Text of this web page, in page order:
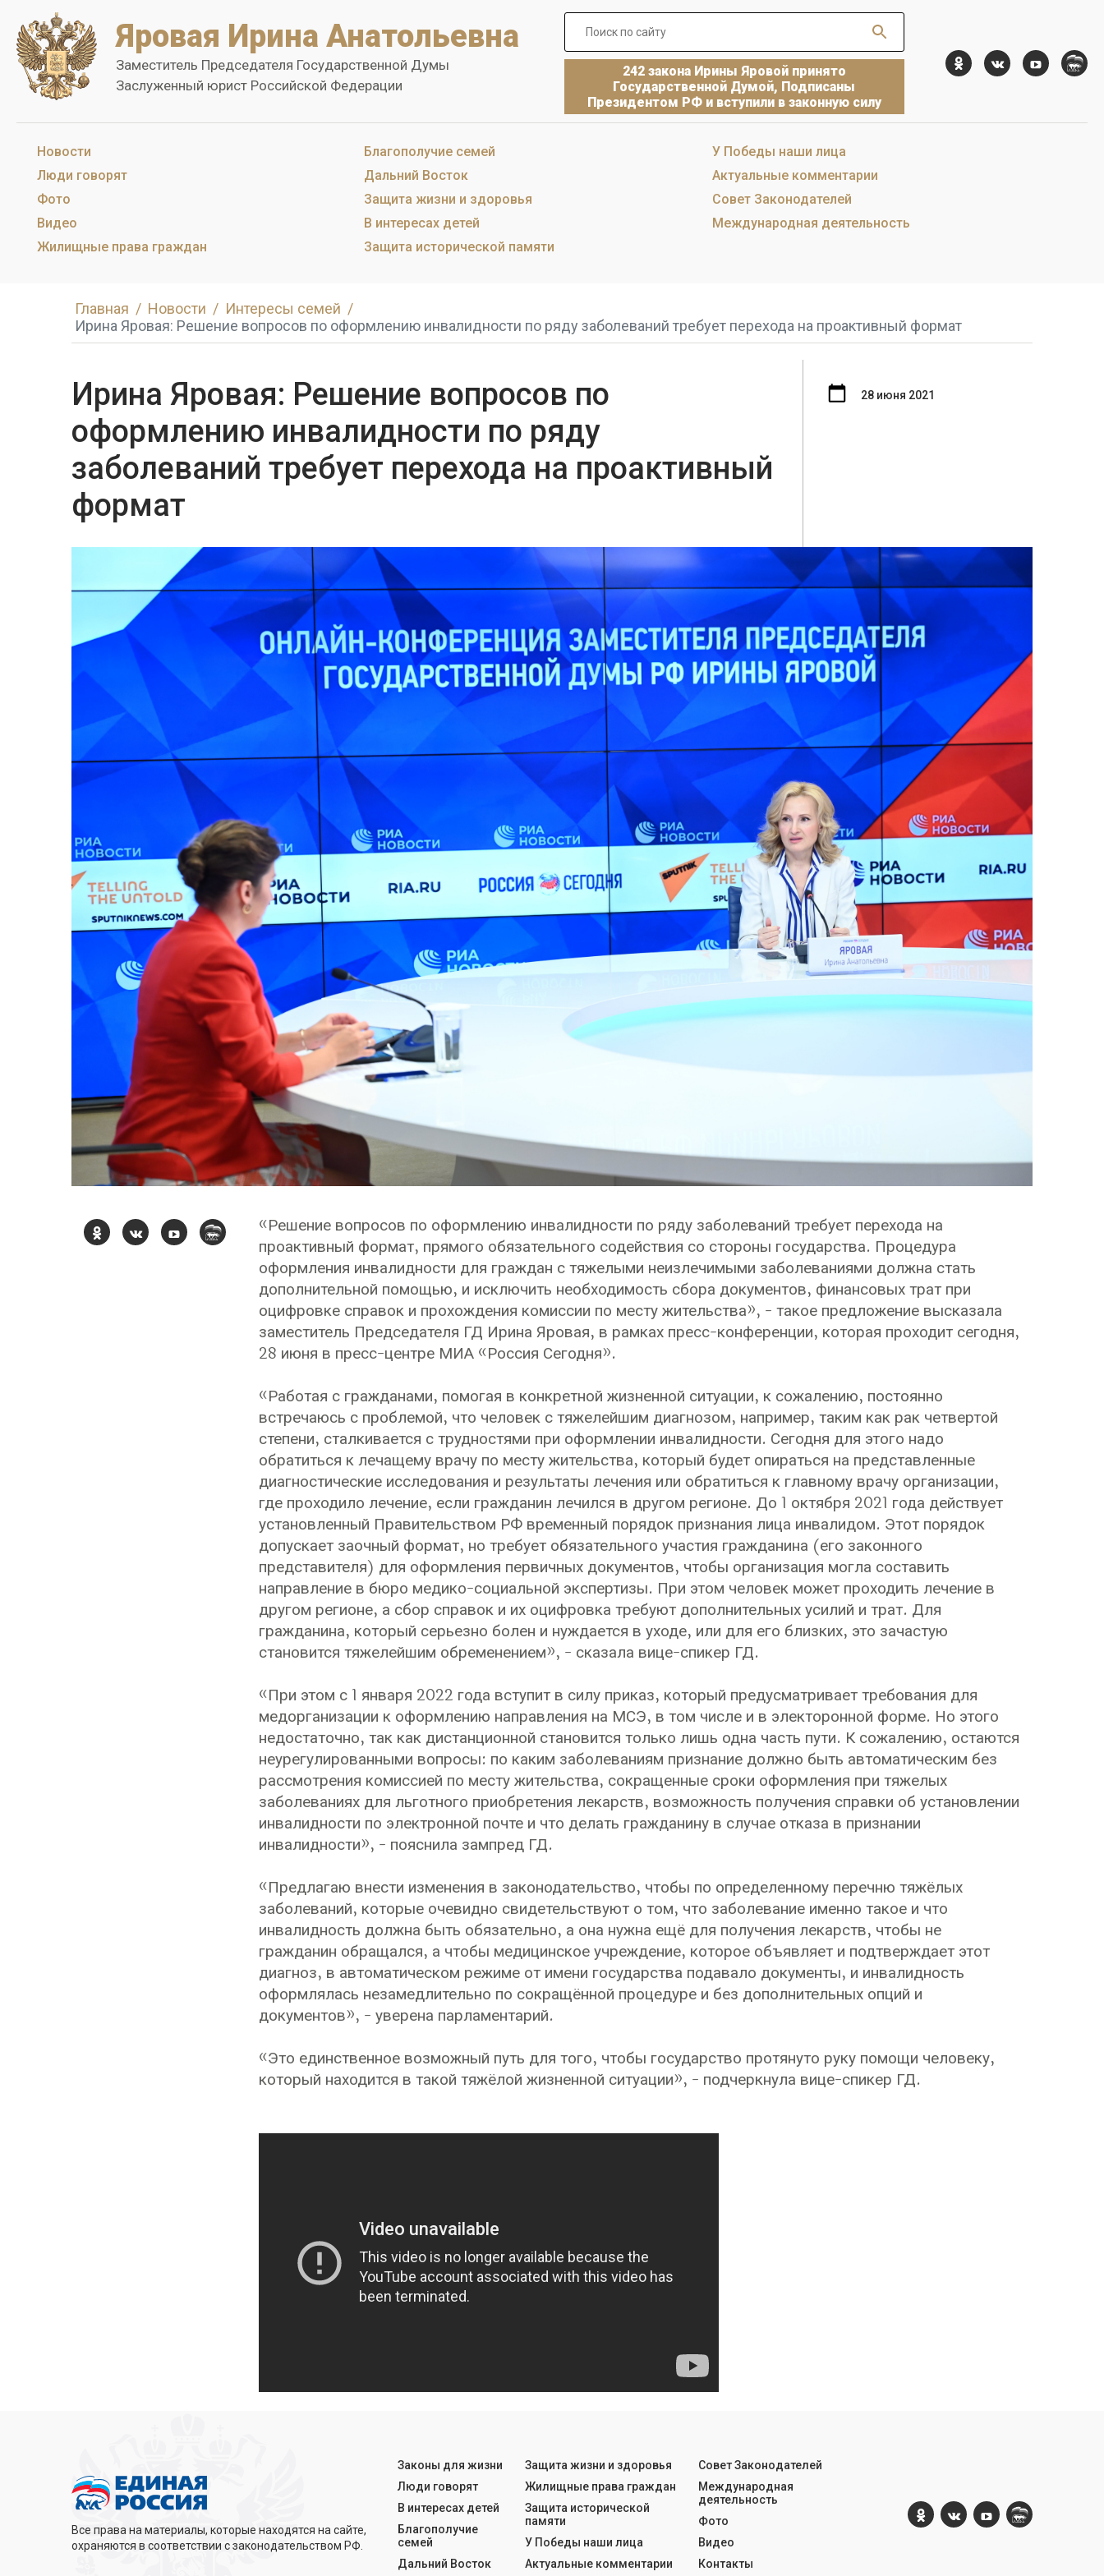
Яровая Ирина Анатольевна
Заместитель Председателя Государственной Думы
Заслуженный юрист Российской Федерации
242 закона Ирины Яровой принято
Государственной Думой, Подписаны
Президентом РФ и вступили в законную силу
Новости
Люди говорят
Фото
Видео
Жилищные права граждан
Благополучие семей
Дальний Восток
Защита жизни и здоровья
В интересах детей
Защита исторической памяти
У Победы наши лица
Актуальные комментарии
Совет Законодателей
Международная деятельность
Главная Новости
Интересы семей
Ирина Яровая: Решение вопросов по оформлению инвалидности по ряду заболеваний требует перехода на проактивный формат
Ирина Яровая: Решение вопросов по
оформлению инвалидности по ряду
заболеваний требует перехода на проактивный
формат
28 июня 2021
«Решение вопросов по оформлению инвалидности по ряду заболеваний требует перехода на
проактивный формат, прямого обязательного содействия со стороны государства. Процедура
оформления инвалидности для граждан с тяжелыми неизлечимыми заболеваниями должна стать
дополнительной помощью, и исключить необходимость сбора документов, финансовых трат при
оцифровке справок и прохождения комиссии по месту жительства», - такое предложение высказала
заместитель Председателя ГД Ирина Яровая, в рамках пресс-конференции, которая проходит сегодня,
28 июня в пресс-центре МИА «Россия Сегодня».
«Работая с гражданами, помогая в конкретной жизненной ситуации, к сожалению, постоянно
встречаюсь с проблемой, что человек с тяжелейшим диагнозом, например, таким как рак четвертой
степени, сталкивается с трудностями при оформлении инвалидности. Сегодня для этого надо
обратиться к лечащему врачу по месту жительства, который будет опираться на представленные
диагностические исследования и результаты лечения или обратиться к главному врачу организации,
где проходило лечение, если гражданин лечился в другом регионе. До 1 октября 2021 года действует
установленный Правительством РФ временный порядок признания лица инвалидом. Этот порядок
допускает заочный формат, но требует обязательного участия гражданина (его законного
представителя) для оформления первичных документов, чтобы организация могла составить
направление в бюро медико-социальной экспертизы. При этом человек может проходить лечение в
другом регионе, а сбор справок и их оцифровка требуют дополнительных усилий и трат. Для
гражданина, который серьезно болен и нуждается в уходе, или для его близких, это зачастую
становится тяжелейшим обременением», - сказала вице-спикер ГД.
«При этом с 1 января 2022 года вступит в силу приказ, который предусматривает требования для
медорганизации к оформлению направления на МСЭ, в том числе и в электоронной форме. Но этого
недостаточно, так как дистанционной становится только лишь одна часть пути. К сожалению, остаются
неурегулированными вопросы: по каким заболеваниям признание должно быть автоматическим без
рассмотрения комиссией по месту жительства, сокращенные сроки оформления при тяжелых
заболеваниях для льготного приобретения лекарств, возможность получения справки об установлении
инвалидности по электронной почте и что делать гражданину в случае отказа в признании
инвалидности», - пояснила зампред ГД.
«Предлагаю внести изменения в законодательство, чтобы по определенному перечню тяжёлых
заболеваний, которые очевидно свидетельствуют о том, что заболевание именно такое и что
инвалидность должна быть обязательно, а она нужна ещё для получения лекарств, чтобы не
гражданин обращался, а чтобы медицинское учреждение, которое объявляет и подтверждает этот
диагноз, в автоматическом режиме от имени государства подавало документы, и инвалидность
оформлялась незамедлительно по сокращённой процедуре и без дополнительных опций и
документов», - уверена парламентарий.
«Это единственное возможный путь для того, чтобы государство протянуто руку помощи человеку,
который находится в такой тяжёлой жизненной ситуации», - подчеркнула вице-спикер ГД.
Все права на материалы, которые находятся на сайте,
охраняются в соответствии с законодательством РФ.
Законы для жизни
Люди говорят
В интересах детей
Благополучие
семей
Дальний Восток
Защита жизни и здоровья
Жилищные права граждан
Защита исторической
памяти
У Победы наши лица
Актуальные комментарии
Совет Законодателей
Международная
деятельность
Фото
Видео
Контакты